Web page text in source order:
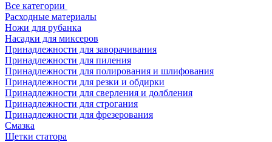
Все категории
Расходные материалы
Ножи для рубанка
Насадки для миксеров
Принадлежности для заворачивания
Принадлежности для пиления
Принадлежности для полирования и шлифования
Принадлежности для резки и обдирки
Принадлежности для сверления и долбления
Принадлежности для строгания
Принадлежности для фрезерования
Смазка
Щетки статора